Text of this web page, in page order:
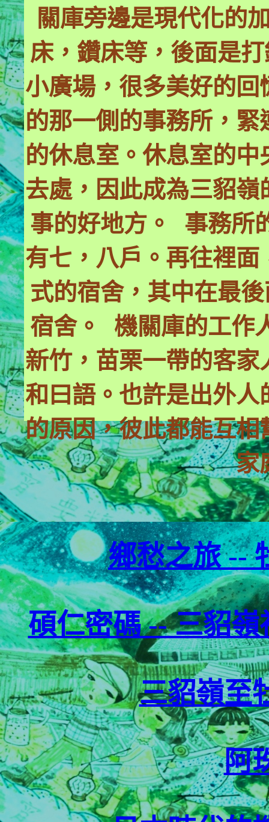
關庫旁邊是現代化的
床，鑽床等，後面是
小廣場，很多美好的
的那一側的事務所，
的休息室。休息室的
去處­，因此成為三貂
事的好地方。 事務所
有七，八戶。再往裡
式的宿舍，其中在最
宿舍。 機關庫的工作
新竹，苗栗一帶的客
和曰語。也許是出外
的原因，彼此都能互
家
鄉愁之旅 --
碩仁密碼 -- 三貂
三貂嶺至
阿